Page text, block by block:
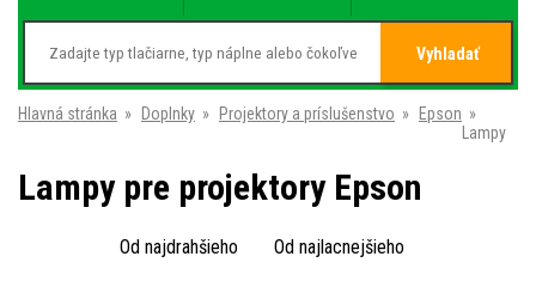
Vyhladať
Hlavná stránka » Doplnky » Projektory a príslušenstvo » Epson »
Lampy
Lampy pre projektory Epson
Od najdrahšieho Od najlacnejšieho